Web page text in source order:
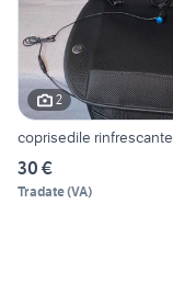
2
coprisedile rinfrescante
30 €
Tradate(VA)